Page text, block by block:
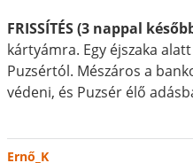
FRISSÍTÉS (3 nappal
kártyámra. Egy éjszaka
Puzsértól. Mészáros a
védeni, és Puzsér élő
Ernő_K